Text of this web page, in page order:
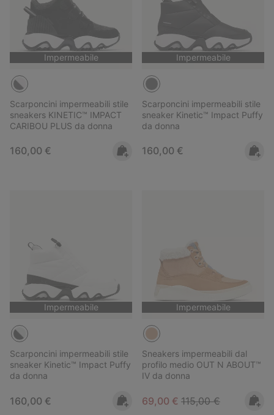
Impermeabile
Scarponcini impermeabili stile
sneakers KINETIC™ IMPACT
CARIBOU PLUS da donna
Regular price:
160,00 €
Impermeabile
Scarponcini impermeabili stile
sneaker Kinetic™ Impact Puffy
da donna
Regular price:
160,00 €
Impermeabile
Scarponcini impermeabili stile
sneaker Kinetic™ Impact Puffy
da donna
Regular price:
160,00 €
Impermeabile
Sneakers impermeabili dal
profilo medio OUT N ABOUT™
IV da donna
Sale price:
69,00 € Regular price:
115,00 €